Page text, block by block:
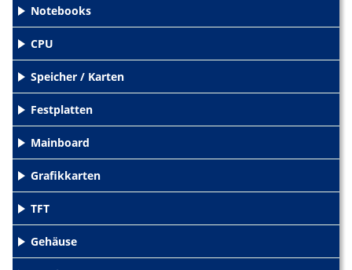
Notebooks
+CPU
+Speicher / Karten
Festplatten
Mainboard
+Grafikkarten
TFT
+Gehäuse